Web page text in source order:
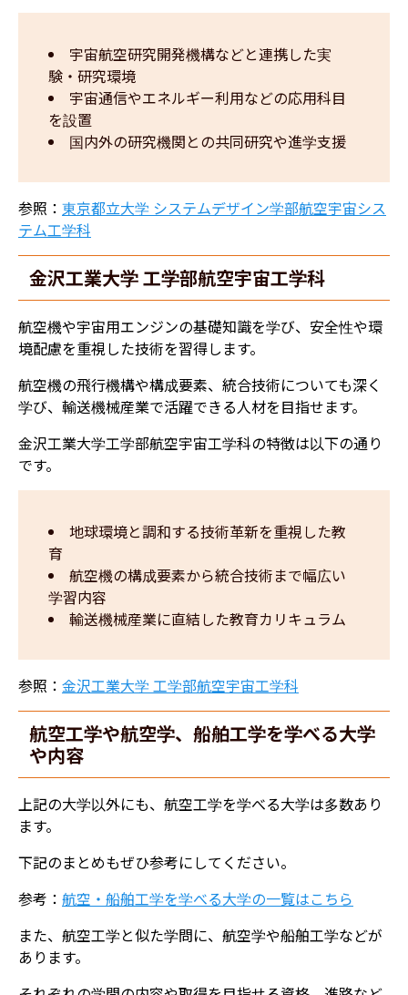
宇宙航空研究開発機構などと連携した実
験・研究環境
宇宙通信やエネルギー利用などの応用科目
を設置
国内外の研究機関との共同研究や進学支援
参照： 東京都立大学 システムデザイン学部航空宇宙シス
テム工学科
金沢工業大学 工学部航空宇宙工学科
航空機や宇宙用エンジンの基礎知識を学び、安全性や環
境配慮を重視した技術を習得します。
航空機の飛行機構や構成要素、統合技術についても深く
学び、輸送機械産業で活躍できる人材を目指せます。
金沢工業大学工学部航空宇宙工学科の特徴は以下の通り
です。
地球環境と調和する技術革新を重視した教
育
航空機の構成要素から統合技術まで幅広い
学習内容
輸送機械産業に直結した教育カリキュラム
参照： 金沢工業大学 工学部航空宇宙工学科
航空工学や航空学、船舶工学を学べる大学
や内容
上記の大学以外にも、航空工学を学べる大学は多数あり
ます。
下記のまとめもぜひ参考にしてください。
参考： 航空・船舶工学を学べる大学の一覧はこちら
また、航空工学と似た学問に、航空学や船舶工学などが
あります。